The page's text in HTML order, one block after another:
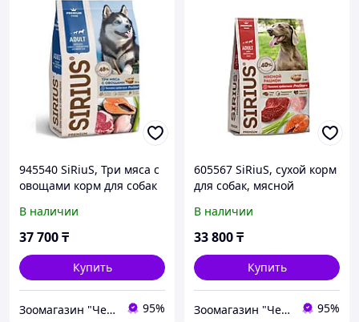
945540 SiRiuS, Три мяса с
овощами корм для собак
активностью, уп.15кг.
В наличии
37 700₸
Купить
Зоомагазин "Чемпион" 95%
605567 SiRiuS, сухой корм
для собак, мясной
В наличии
33 800₸
Купить
Зоомагазин "Чемпион" 95%